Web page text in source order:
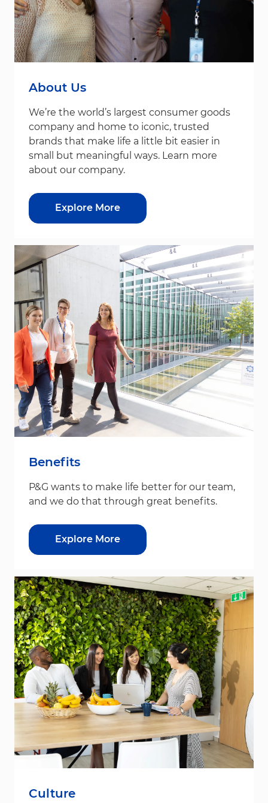
About Us
We’re the world’s largest consumer goods
company and home to iconic, trusted
brands that make life a little bit easier in
small but meaningful ways. Learn more
about our company.
Explore More
Benefits
P&G wants to make life better for our team,
and we do that through great benefits.
Explore More
Culture